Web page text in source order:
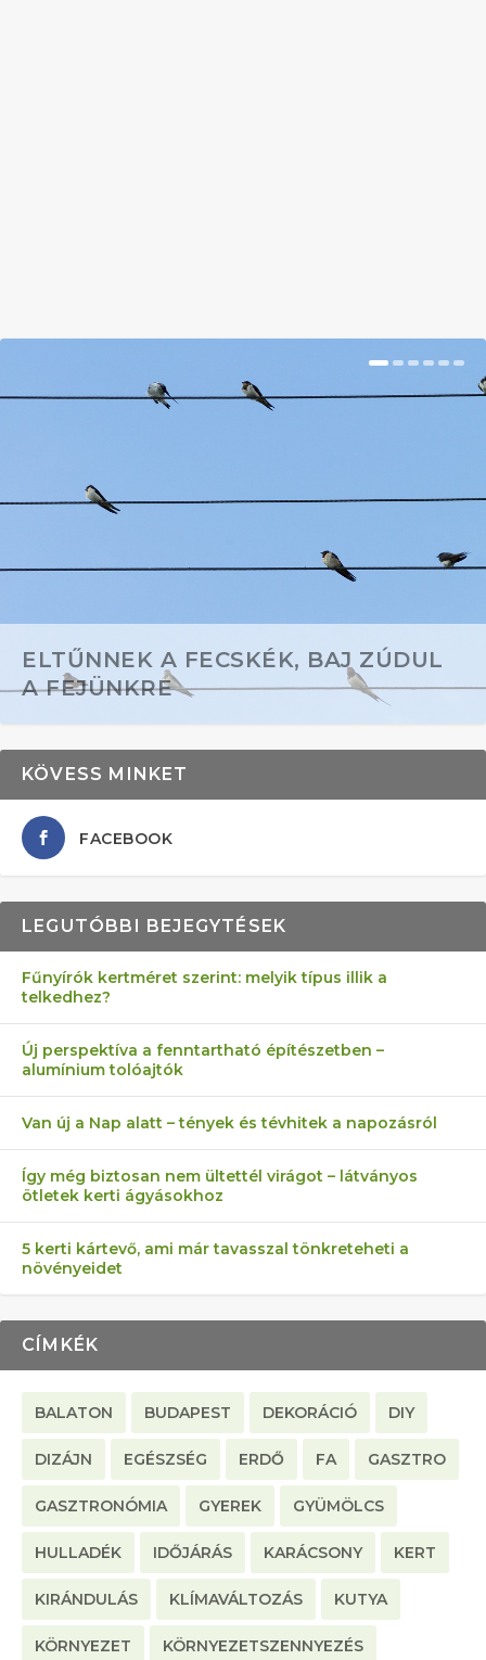
ELTŰNNEK A FECSKÉK, BAJ ZÚDUL
A FEJÜNKRE
AZ ÖNELLÁTÁS 13 PONTJA
KEZDŐKNEK
6 LEGJOBB NÖVÉNY SZOMSZÉD
ELLEN
FÉLREÉRTETT KERTÉSZKEDÉS:
TÉRKŐ ÉS MURVA
AKI ELDOBÁLJA A CIGICSIKKEKET,
AZ EGY KÖ…
MÁRPEDIG A TŰZIJÁTÉK NEM MENŐ!
KÖVESS MINKET
FACEBOOK
LEGUTÓBBI BEJEGYTÉSEK
Fűnyírók kertméret szerint: melyik típus illik a
telkedhez?
Új perspektíva a fenntartható építészetben –
alumínium tolóajtók
Van új a Nap alatt – tények és tévhitek a napozásról
Így még biztosan nem ültettél virágot – látványos
ötletek kerti ágyásokhoz
5 kerti kártevő, ami már tavasszal tönkreteheti a
növényeidet
CÍMKÉK
BALATON BUDAPEST DEKORÁCIÓ DIY
DIZÁJN EGÉSZSÉG ERDŐ FA GASZTRO
GASZTRONÓMIA GYEREK GYÜMÖLCS
HULLADÉK IDŐJÁRÁS KARÁCSONY KERT
KIRÁNDULÁS KLÍMAVÁLTOZÁS KUTYA
KÖRNYEZET KÖRNYEZETSZENNYEZÉS